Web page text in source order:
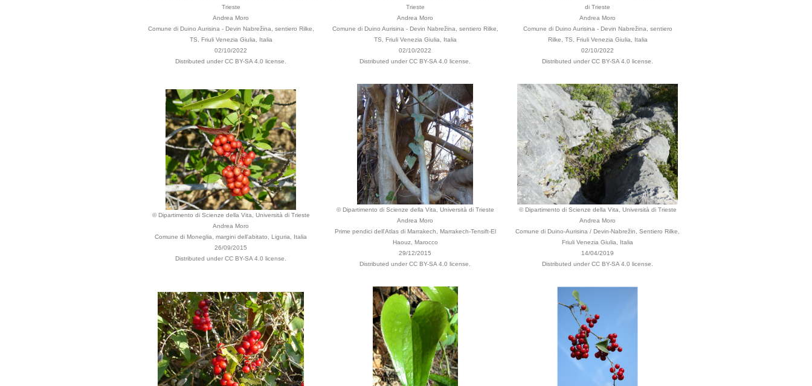
Trieste
Andrea Moro
Comune di Duino Aurisina - Devin Nabrežina, sentiero Rilke,
TS, Friuli Venezia Giulia, Italia
02/10/2022
Distributed under CC BY-SA 4.0 license.
Trieste
Andrea Moro
Comune di Duino Aurisina - Devin Nabrežina, sentiero Rilke,
TS, Friuli Venezia Giulia, Italia
02/10/2022
Distributed under CC BY-SA 4.0 license.
di Trieste
Andrea Moro
Comune di Duino Aurisina - Devin Nabrežina, sentiero
Rilke, TS, Friuli Venezia Giulia, Italia
02/10/2022
Distributed under CC BY-SA 4.0 license.
© Dipartimento di Scienze della Vita, Università di Trieste
Andrea Moro
Comune di Moneglia, margini dell'abitato, Liguria, Italia
26/09/2015
Distributed under CC BY-SA 4.0 license.
© Dipartimento di Scienze della Vita, Università di Trieste
Andrea Moro
Prime pendici dell'Atlas di Marrakech, Marrakech-Tensift-El
Haouz, Marocco
29/12/2015
Distributed under CC BY-SA 4.0 license.
© Dipartimento di Scienze della Vita, Università di Trieste
Andrea Moro
Comune di Duino-Aurisina / Devin-Nabrežin, Sentiero Rilke,
Friuli Venezia Giulia, Italia
14/04/2019
Distributed under CC BY-SA 4.0 license.